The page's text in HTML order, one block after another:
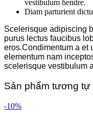
vestibulum hendre.
Diam parturient
Scelerisque adipiscing
purus lectus faucibus
eros.Condimentum a et
elementum nam
scelerisque vestibulum
Sản phẩm tương tự
-10%